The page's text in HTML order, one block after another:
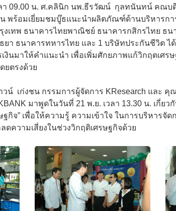
า 09.00 น. ศ.คลินิก นพ.ธีรวัฒน์ กุลทนันทน์ คณ
น พร้อมเยี่ยมชมบู๊ธแนะนำผลิตภัณฑ์ด้านบริหารกา
งเทพ ธนาคารไทยพาณิชย์ ธนาคารกสิกรไทย ธน
ยา ธนาคารทหารไทย และ 1 บริษัทประกันชีวิต ไ
งินมาให้คำแนะนำ เพื่อเพิ่มศักยภาพแก้วิกฤตเศร
ยตรงด้วย
น์ เก่งชน กรรมการผู้จัดการ KResearch และ คุ
มาพูดในวันที่ 21 พ.ย. เวลา 13.30 น. เกี่ยว
กิจ” เพื่อให้ความรู้ ความเข้าใจ ในการบริหารจัด
ดความเสี่ยงในช่วงวิกฤติเศรษฐกิจด้วย